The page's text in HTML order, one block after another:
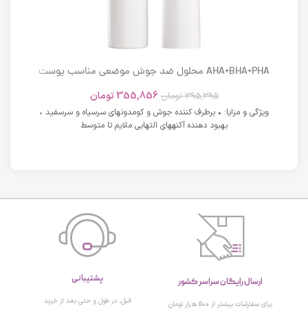
AHA+BHA+PHA محلول ضد جوش موضعی مناسب پوست
395,395 تومان 355,856 تومان
ویژگی و مزایا: • برطرف کننده جوش و کومدونهای سرسیاه و سرسفید •
بهبود دهنده آکنههای التهابی ملایم تا متوسط
ارسال رایگان سراسر کشور
برای سفارشات بیشتر از 500 هزار تومان
پشتیبانی
قبل، در طول و حتی بعد از خرید